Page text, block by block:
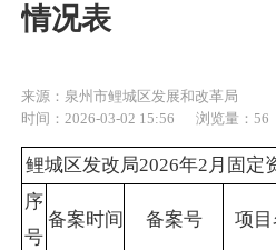
情况表
来源：泉州市鲤城区发展和改革局
时间：2026-03-02 15:56
浏览量： 56
鲤城区发改局2026年2月固定
序
号
备案时间 备案号 项